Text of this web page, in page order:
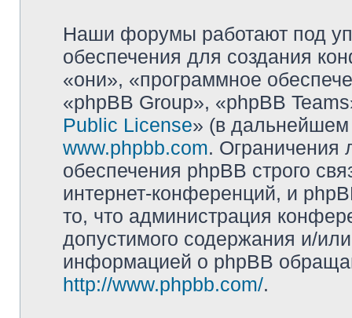
Наши форумы работают под
обеспечения для создания
«они», «программное
«phpBB Group», «phpBB
Public License» (в дальнейшем
www.phpbb.com. Ограничения
обеспечения phpBB строго
интернет-конференций, и
то, что администрация
допустимого содержания и/
информацией о phpBB
http://www.phpbb.com/.